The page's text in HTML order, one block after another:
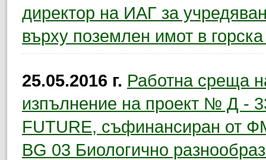
директор на ИАГ за
върху поземлен имот в
25.05.2016 г. Работна среща
изпълнение на проект № Д -
FUTURE, съфинансиран от
BG 03 Биологично